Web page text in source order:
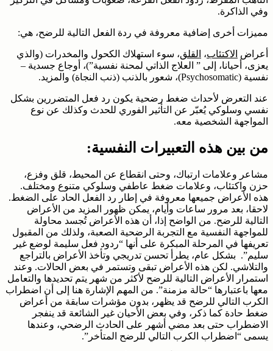
وفي الذاكرة.
مميزات أخرى إضافية معروفة في ردة الفعل التالية للرضح، هي:
أعراض الاكتئاب، القلق، سوء استهلاك الكحول والمخدرات (والذي
يعزى، أحيانا، إلى ” العلاج الذاتي لمحنة نفسية”)، أوجاع جسدية –
نفسية (Psychosomatic)، شعور بالذنب (ذنب النجاة) والمزيد.
عند التعرض لأحداث ضغط رضحية يكون رد فعل المتضررين بشكل
نفسي وسلوكي يُعبّر عن التأثير الفوري للحدث وكذلك عن نوع
المواجهة الشخصية معه.
من بين هذه التعبيرات النفسية:
مشاعر وعلامات ارتباك، وحتى انقطاع عن المحيط، قلق وفزع،
حزن واكتئاب، وعلامات ضغط عاطفي وسلوكي متنوع ومختلف.
هذه الأعراض جميعها معروفة في إطار رد الفعل الحاد على الضغط.
لاحقا، بعد مرور ساعات وأيام، يمكن ظهور المزيد من الأعراض
التالية للرضح. من الواضح إذا، أن هذه الأعراض تُجسد محاولة
للمواجهة النفسية مع التجربة الرضحية الصعبة، ولذلك من المقبول
تعريفها في المرحلة المبكرة على أنها “ردود فعل سليمة لوضع غير
سليم”. بشكل عام، يطرأ تحسن تدريجي وتأخذ الأعراض بالتراجع
والتلاشي. لكن هذه الأعراض تبقى وتستمر في بعض الحالات. وعند
استمرار الأعراض التالية للرضح لأكثر من شهر يتم تحديدها والتعامل
معها باعتبارها “حالة مزمنة”. من المهم الإشارة هنا إلى أن اضطراب
الكرب التالي للرضح قد يظهر، بدون مؤشرات سابقة من أعراض
ضغط حادة كما ذكر، وفي بعض الأحيان غير الشائعة قد ينفجر
الاضطراب حتى بعد مضي أشهر على الحادث الرضحي، وعندها
يسمى “اضطراب الكرب التالي للرضح المتأخر”.